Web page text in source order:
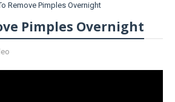
Remove Pimples Overnight
Pimples Overnight